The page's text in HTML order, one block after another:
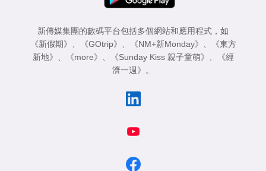
新傳媒集團的數碼平台包括多個網站和應用程式，如
《新假期》
《GOtrip》 《NM+新Monday》
《東方
新地》
《more》 《Sunday Kiss 親子童萌》
《經
濟一週》
。